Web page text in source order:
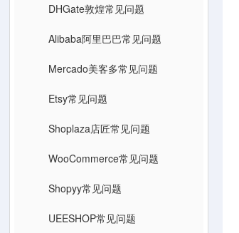
DHGate敦煌常见问题
Alibaba阿里巴巴常见问题
Mercado美客多常见问题
Etsy常见问题
Shoplaza店匠常见问题
WooCommerce常见问题
Shopyy常见问题
UEESHOP常见问题